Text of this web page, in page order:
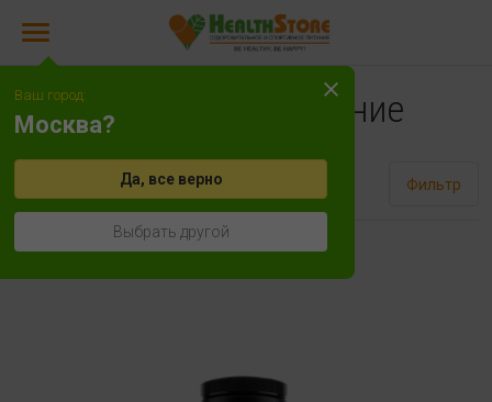
Спортивное питание
Сортировать Фильтр
Ваш город:
Москва?
Да, все верно
Выбрать другой